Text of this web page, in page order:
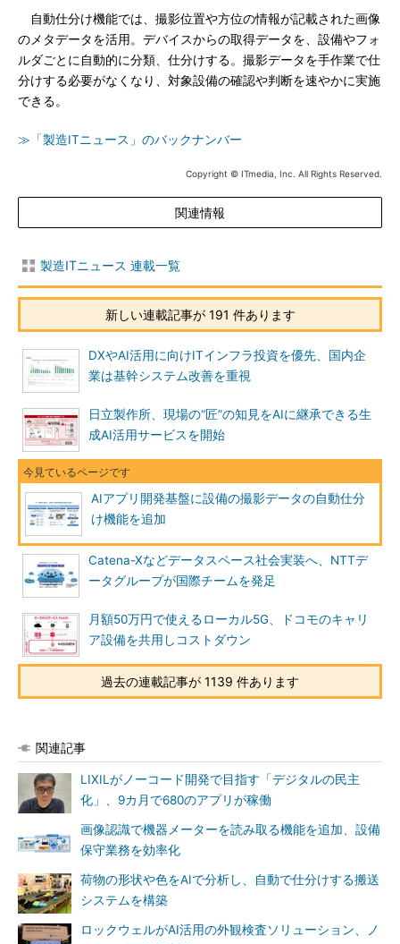
自動仕分け機能では、撮影位置や方位の情報が記載された画像
のメタデータを活用。デバイスからの取得データを、設備やフォ
ルダごとに自動的に分類、仕分けする。撮影データを手作業で仕
分けする必要がなくなり、対象設備の確認や判断を速やかに実施
できる。
≫「製造ITニュース」のバックナンバー
Copyright © ITmedia, Inc. All Rights Reserved.
関連情報
製造ITニュース 連載一覧
新しい連載記事が 191 件あります
DXやAI活用に向けITインフラ投資を優先、国内企
業は基幹システム改善を重視
日立製作所、現場の“匠”の知見をAIに継承できる生
成AI活用サービスを開始
AIアプリ開発基盤に設備の撮影データの自動仕分
け機能を追加
Catena-Xなどデータスペース社会実装へ、NTTデ
ータグループが国際チームを発足
月額50万円で使えるローカル5G、ドコモのキャリ
ア設備を共用しコストダウン
過去の連載記事が 1139 件あります
関連記事
LIXILがノーコード開発で目指す「デジタルの民主
化」、9カ月で680のアプリが稼働
画像認識で機器メーターを読み取る機能を追加、設備
保守業務を効率化
荷物の形状や色をAIで分析し、自動で仕分けする搬送
システムを構築
ロックウェルがAI活用の外観検査ソリューション、ノ